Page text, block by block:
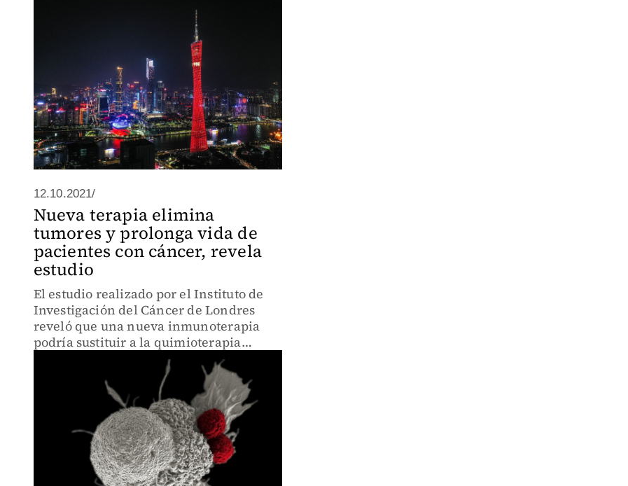
negativos de la radioterapia
12.10.2021/
Nueva terapia elimina
tumores y prolonga vida de
pacientes con cáncer, revela
estudio
El estudio realizado por el Instituto de
Investigación del Cáncer de Londres
reveló que una nueva inmunoterapia
podría sustituir a la quimioterapia